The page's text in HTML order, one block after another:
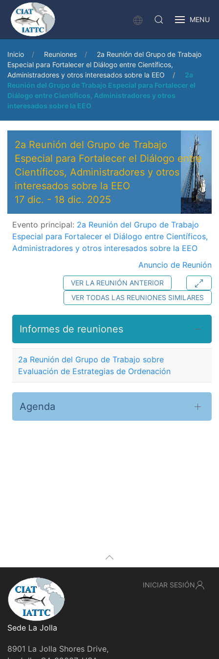
MENU
Inicio Reuniones
2a Reunión del Grupo de Trabajo
Especial para Fortalecer el Diálogo entre Científicos,
Administradores y otros interesados sobre la EEO
2a
Reunión del Grupo de Trabajo Especial para Fortalecer el
Diálogo entre Científicos, Administradores y otros
interesados sobre la EEO
2a Reunión del Grupo de Trabajo
Especial para Fortalecer el Diálogo entre
Científicos, Administradores y otros
interesados sobre la EEO
17 dic. - 18 dic. 2025
Evento principal: 2a Reunión del Grupo de Trabajo
Especial para Fortalecer el Diálogo entre Científicos,
Administradores y otros interesados sobre la EEO
Anuncio de Reunión
VER LA REUNIÓN ANTERIOR
VER TODAS LAS REUNIONES SIMILARES
Informes de reuniones
2a Reunión del Grupo de Trabajo sobre
Evaluación de Estrategias de Ordenación
Agenda
Sede La Jolla
8901 La Jolla Shores Drive,
INICIAR SESIÓN